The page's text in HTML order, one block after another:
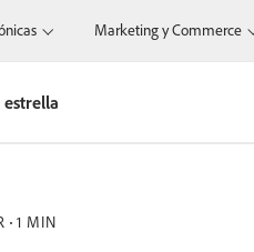
Marketing y Commerce
1 MIN